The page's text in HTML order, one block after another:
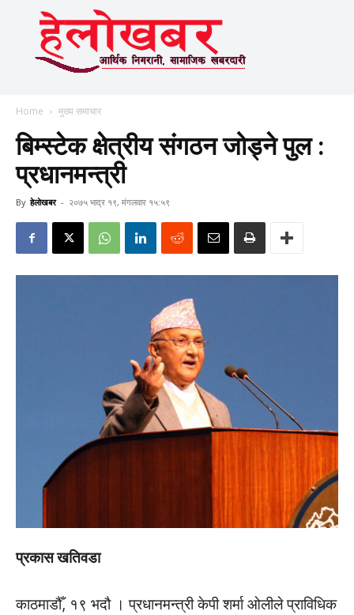
Home मुख्य समाचार
बिम्स्टेक क्षेत्रीय संगठन जोड्ने पुल :
प्रधानमन्त्री
By हेलाेखबर - २०७५ भाद्र १९, मंगलवार १५:५९
प्रकास खतिवडा
काठमाडौँ, १९ भदौ । प्रधानमन्त्री केपी शर्मा ओलीले प्राविधिक